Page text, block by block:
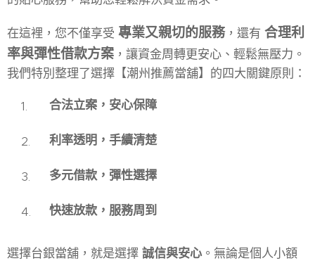
在這裡，您不僅享受 專業又親切的服務，還有 合理利
率與彈性借款方案 ，讓資金周轉更安心、輕鬆無壓力。
我們特別整理了選擇【潮州推薦當舖】的四大關鍵原則：
合法立案，安心保障
利率透明，手續清楚
多元借款，彈性選擇
快速放款，服務周到
選擇台銀當舖，就是選擇 誠信與安心。無論是個人小額